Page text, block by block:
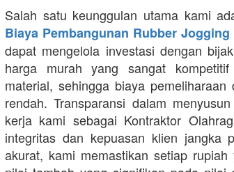
Salah satu keunggulan utama kami
Biaya Pembangunan Rubber Jogging
dapat mengelola investasi dengan
harga murah yang sangat
material, sehingga biaya
rendah. Transparansi dalam
kerja kami sebagai Kontraktor
integritas dan kepuasan klien jangka
akurat, kami memastikan setiap